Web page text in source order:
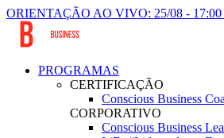
ORIENTAÇÃO AO VIVO: 25/08 - 17:00
PROGRAMAS
CERTIFICAÇÃO
Conscious Business
CORPORATIVO
Conscious Business